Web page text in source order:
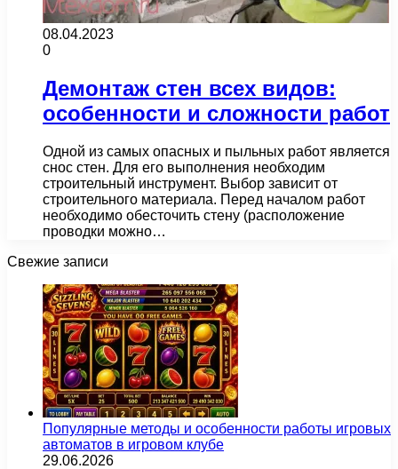
08.04.2023
0
Демонтаж стен всех видов:
особенности и сложности работ
Одной из самых опасных и пыльных работ является
снос стен. Для его выполнения необходим
строительный инструмент. Выбор зависит от
строительного материала. Перед началом работ
необходимо обесточить стену (расположение
проводки можно…
Свежие записи
Популярные методы и особенности работы игровых
автоматов в игровом клубе
29.06.2026